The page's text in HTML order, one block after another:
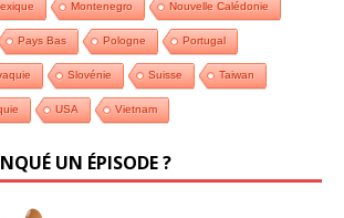
Montenegro Nouvelle Calédonie
Pays Bas Pologne Portugal
Slovénie Suisse Taiwan
USA Vietnam
UN ÉPISODE ?